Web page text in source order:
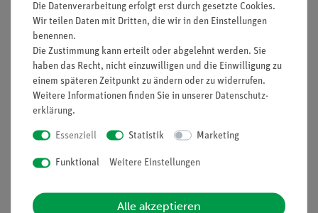
Fortpflanzung, Boden, Nährstoffe und Verdauung,
Sinne, Physiologie.
Mit Schülerarbeitsblatt, das für alle
Klassenstufen geeignet ist.
Mit detaillierten Lehrerinformation.
Besonders geeignet bei knapper Zeitplanung, da
minimale Vorbereitungszeit.
Durchführung des Versuchs notwendige Zubehör.
Aufgaben
Die Datenverarbeitung erfolgt erst durch gesetzte Cookies.
Wir teilen Daten mit Dritten, die wir in den Einstellungen
benennen.
Die Zustimmung kann erteilt oder abgelehnt werden. Sie
haben das Recht, nicht einzuwilligen und die Einwilligung zu
einem späteren Zeitpunkt zu ändern oder zu widerrufen.
Weitere Informationen finden Sie in unserer Daten­schutz­
erklärung.
Essenziell Statistik Marketing
Funktional Weitere Einstellungen
Alle akzeptieren